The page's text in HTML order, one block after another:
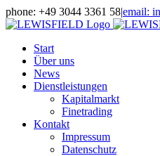
Zum
Inhalt
phone: +49 3044 3361 58|email:
Start
Über uns
News
Dienstleistungen
Kapitalmarkt
Finetrading
Kontakt
Impressum
Datenschutz